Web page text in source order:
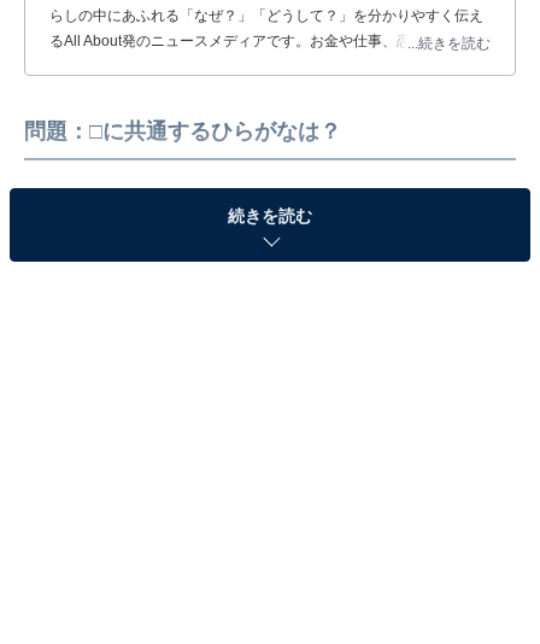
らしの中にあふれる「なぜ？」「どうして？」を分かりやすく伝え
るAll About発のニュースメディアです。お金や仕事、恋愛、ITに関
...続きを読む
問題：□に共通するひらがなは？
続きを読む